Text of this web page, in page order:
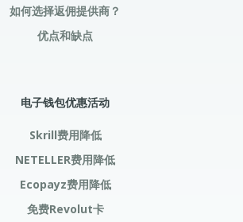
如何选择返佣提供商？
优点和缺点
电子钱包优惠活动
Skrill费用降低
NETELLER费用降低
Ecopayz费用降低
免费Revolut卡